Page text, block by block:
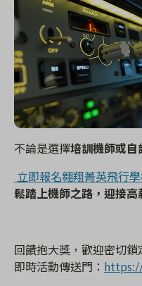
不論是選擇培訓機師或自
立即報名翱翔菁英飛行
鬆踏上機師之路，迎接高
回饋抱大獎，歡迎密切
即時活動傳送門：